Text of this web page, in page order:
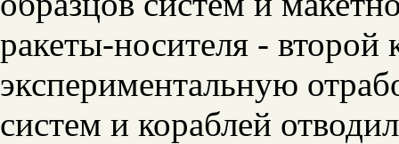
ракеты-носителя - второй
экспериментальную
систем и кораблей